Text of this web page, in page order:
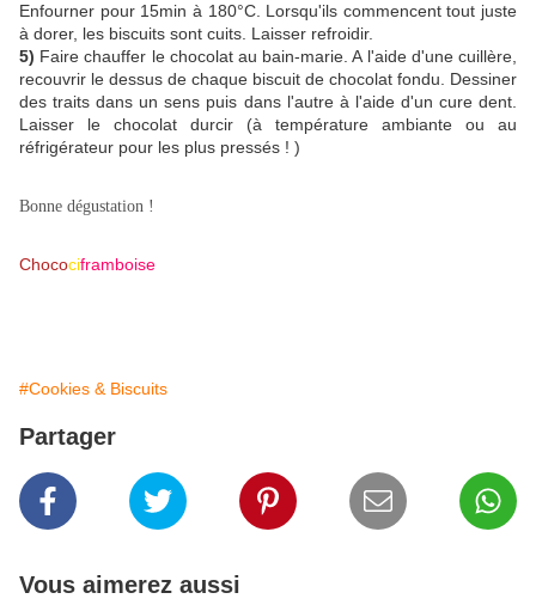
Enfourner pour 15min à 180°C. Lorsqu'ils commencent tout juste
à dorer, les biscuits sont cuits. Laisser refroidir.
5) Faire chauffer le chocolat au bain-marie. A l'aide d'une cuillère,
recouvrir le dessus de chaque biscuit de chocolat fondu. Dessiner
des traits dans un sens puis dans l'autre à l'aide d'un cure dent.
Laisser le chocolat durcir (à température ambiante ou au
réfrigérateur pour les plus pressés ! )
Bonne dégustation !
Chocociframboise
#Cookies & Biscuits
Partager
Vous aimerez aussi